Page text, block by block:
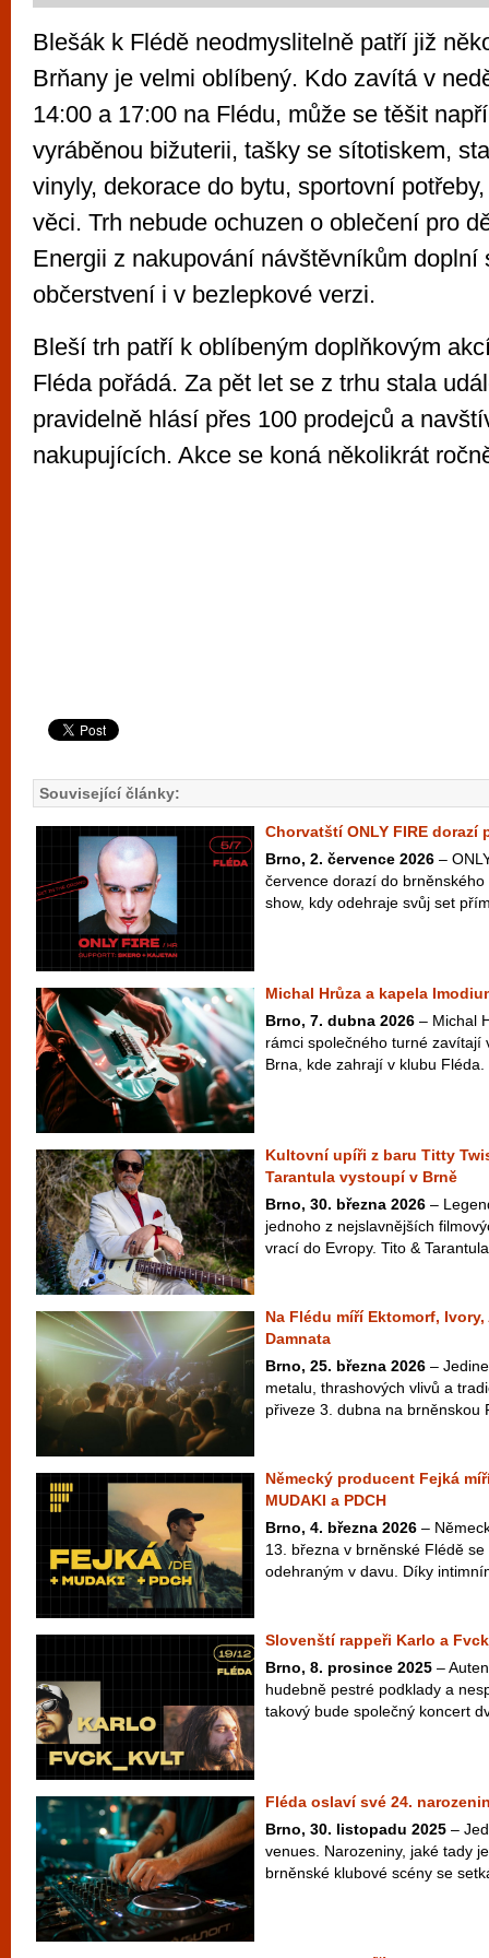
Blešák k Flédě neodmyslitelně patří již
Brňany je velmi oblíbený. Kdo zavítá v
14:00 a 17:00 na Flédu, může se těšit
vyráběnou bižuterii, tašky se sítotiskem,
vinyly, dekorace do bytu, sportovní
věci. Trh nebude ochuzen o oblečení pro
Energii z nakupování návštěvníkům doplní
občerstvení i v bezlepkové verzi.
Bleší trh patří k oblíbeným doplňkovým
Fléda pořádá. Za pět let se z trhu stala
pravidelně hlásí přes 100 prodejců a
nakupujících. Akce se koná několikrát
Související články:
Chorvatští ONLY FIRE dorazí
Brno, 2. července 2026 –
července dorazí do
show, kdy odehraje svůj set
Michal Hrůza a kapela
Brno, 7. dubna 2026 – Michal
rámci společného turné zavítají
Brna, kde zahrají v klubu
Kultovní upíři z baru Titty
Tarantula vystoupí v Brně
Brno, 30. března 2026 –
jednoho z nejslavnějších
vrací do Evropy. Tito &
Na Flédu míří Ektomorf,
Damnata
Brno, 25. března 2026 –
metalu, thrashových vlivů a
přiveze 3. dubna na brněnskou
Německý producent Fejká
MUDAKI a PDCH
Brno, 4. března 2026 –
13. března v brněnské Flédě
odehraným v davu. Díky
Slovenští rappeři Karlo a
Brno, 8. prosince 2025 –
hudebně pestré podklady a
takový bude společný koncert
Fléda oslaví své 24.
Brno, 30. listopadu 2025 –
venues. Narozeniny, jaké tady
brněnské klubové scény se